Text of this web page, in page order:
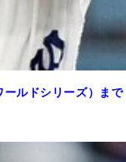
ルドシリーズ）まで